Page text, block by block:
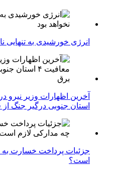
انرژی خورشیدی به تنهایی
استان جنوبی درگیر جنگ
جزئیات پرداخت خسارت به
است؟